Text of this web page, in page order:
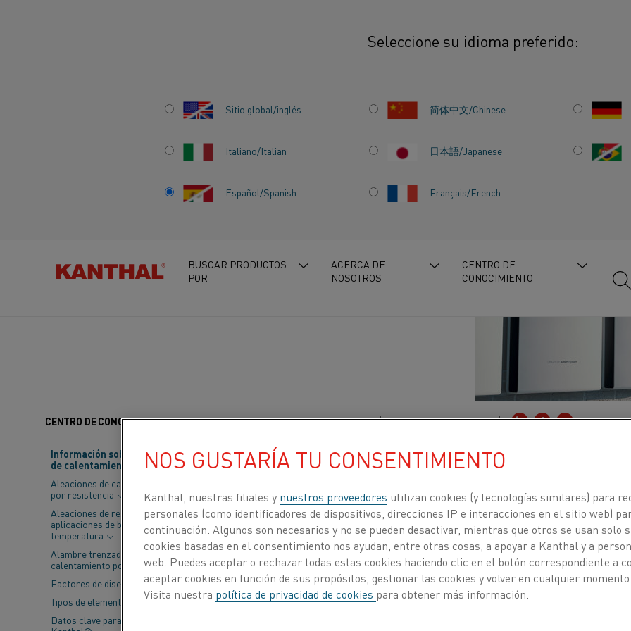
Seleccione su idioma preferido:
Sitio global/inglés 简体中文/Chinese
Italiano/Italian 日本語/Japanese
Español/Spanish Français/French
BUSCAR PRODUCTOS
POR
ACERCA DE
NOSOTROS
CENTRO DE
CONOCIMIENTO
Historias que inspiran Asociación Internacional del Litio: "El siglo XXI va a ser el siglo del litio"
ASOCIACIÓN
LITIO: EL SIGLO XXI VA A
CENTRO DE CONOCIMIENTO
Información sobre material
de calentamiento
Aleaciones de calentamiento
por resistencia
Aleaciones de resistencia para
aplicaciones de baja
temperatura
Alambre trenzado de
calentamiento por resistencia
Factores de diseño
Tipos de elementos
Datos clave para elementos
Categorías: Sostenibilidad , Batería Publicado 13 sept 2022
La sociedad ha entrado en lo que se conoce como el siglo del
Asociación Internacional del Litio (ILiA), se refiere al
una economía de carbono cero. Preguntamos a su
vista sobre las posibilidades y los retos de la industria del
cambio mundial de los combustibles fósiles hacia una
La tecnología de las baterías está más demandada que nunca,
NOS GUSTARÍA TU CONSENTIMIENTO
Kanthal, nuestras filiales y nuestros proveedores utilizan cookies (y tecnologías similares) para
personales (como identificadores de dispositivos, direcciones IP e interacciones en el sitio web)
continuación. Algunos son necesarios y no se pueden desactivar, mientras que otros se usan solo
cookies basadas en el consentimiento nos ayudan, entre otras cosas, a apoyar a Kanthal y a
web. Puedes aceptar o rechazar todas estas cookies haciendo clic en el botón correspondiente a
aceptar cookies en función de sus propósitos, gestionar las cookies y volver en cualquier
Visita nuestra política de privacidad de cookies para obtener más información.